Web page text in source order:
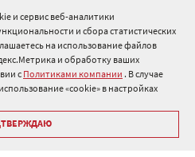
и сервис веб-аналитики
и сбора статистических
на использование файлов
и обработку ваших
с Политиками компании . В случае
«cookie» в настройках